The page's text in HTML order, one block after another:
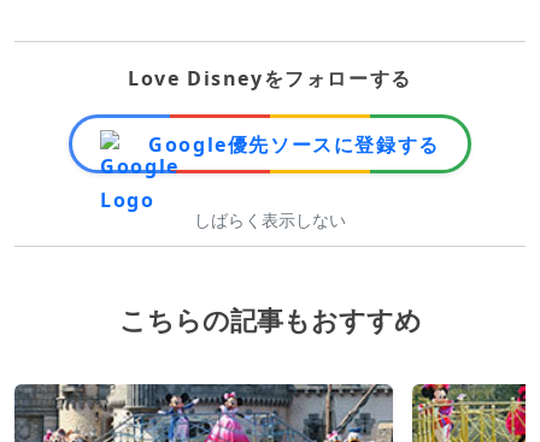
Love Disneyをフォローする
Google優先ソースに登録する
しばらく表示しない
こちらの記事もおすすめ